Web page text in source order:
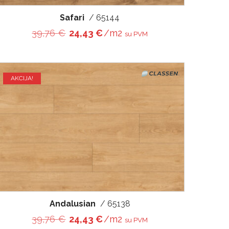
Safari / 65144
39,76€ Original price was: 39,76 €.
24,43€Current price is: 24,43 €.
/m2su PVM
AKCIJA!
Andalusian / 65138
39,76€ Original price was: 39,76 €.
24,43€Current price is: 24,43 €.
/m2su PVM